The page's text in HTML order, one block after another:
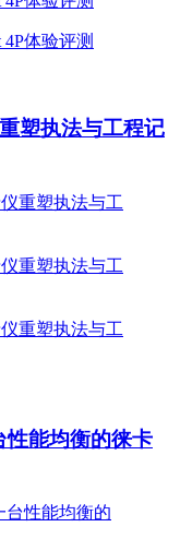
塑执法与工程记
性能均衡的徕卡